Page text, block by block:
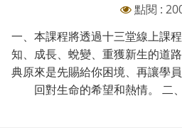
點閱 :
一、本課程將透過十三堂線上課
知、成長、蛻變、重獲新生的道
典原來是先賜給你困境、再讓學
回對生命的希望和熱情。 二